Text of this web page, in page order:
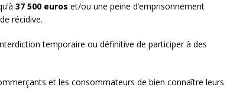
37 500 euros et/ou une peine d’emprisonnement
récidive.
temporaire ou définitive de participer à des
et les consommateurs de bien connaître leurs